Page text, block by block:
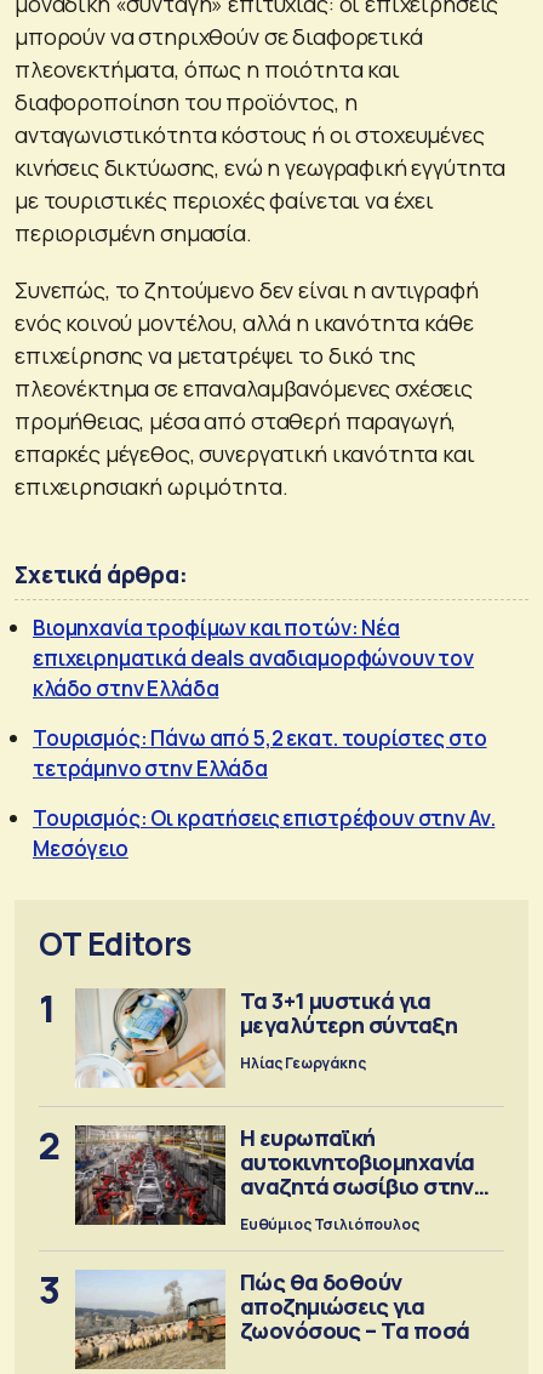
μπορούν να στηριχθούν σε διαφορετικά
πλεονεκτήματα, όπως η ποιότητα και
διαφοροποίηση του προϊόντος, η
ανταγωνιστικότητα κόστους ή οι στοχευμένες
κινήσεις δικτύωσης, ενώ η γεωγραφική εγγύτητα
με τουριστικές περιοχές φαίνεται να έχει
περιορισμένη σημασία.
Συνεπώς, το ζητούμενο δεν είναι η αντιγραφή
ενός κοινού μοντέλου, αλλά η ικανότητα κάθε
επιχείρησης να μετατρέψει το δικό της
πλεονέκτημα σε επαναλαμβανόμενες σχέσεις
προμήθειας, μέσα από σταθερή παραγωγή,
επαρκές μέγεθος, συνεργατική ικανότητα και
επιχειρησιακή ωριμότητα.
Σχετικά άρθρα:
Βιομηχανία τροφίμων και ποτών: Νέα
επιχειρηματικά deals αναδιαμορφώνουν τον
κλάδο στην Ελλάδα
Τουρισμός: Πάνω από 5,2 εκατ. τουρίστες στο
τετράμηνο στην Ελλάδα
Τουρισμός: Οι κρατήσεις επιστρέφουν στην Αν.
Μεσόγειο
OT Editors
1
Τα 3+1 μυστικά για
μεγαλύτερη σύνταξη
Ηλίας Γεωργάκης
2
Η ευρωπαϊκή
αυτοκινητοβιομηχανία
αναζητά σωσίβιο στην
Κίνα
Ευθύμιος Τσιλιόπουλος
3
Πώς θα δοθούν
αποζημιώσεις για
ζωονόσους – Τα ποσά